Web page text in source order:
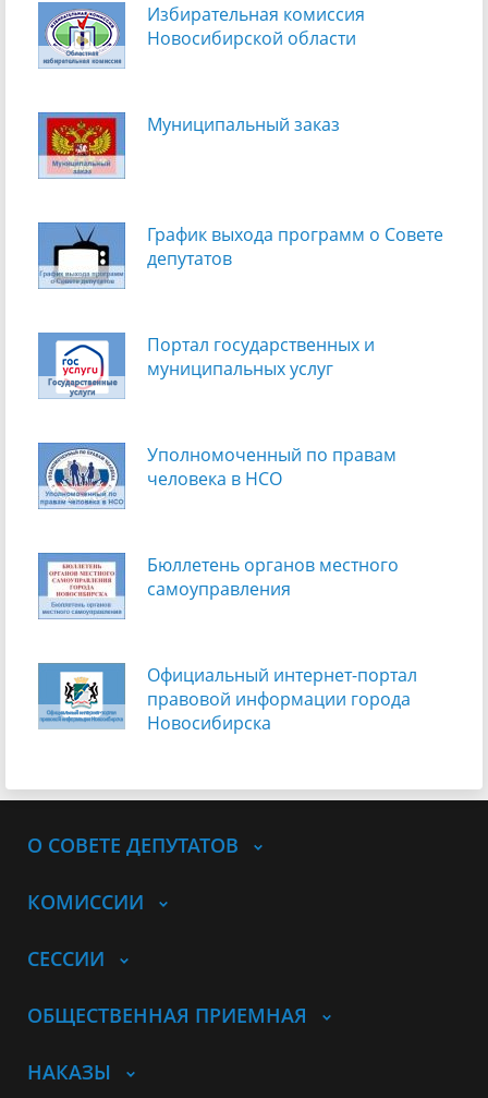
Избирательная комиссия
Новосибирской области
Муниципальный заказ
График выхода программ о Cовете
депутатов
Портал государственных и
муниципальных услуг
Уполномоченный по правам
человека в НСО
Бюллетень органов местного
самоуправления
Официальный интернет-портал
правовой информации города
Новосибирска
О СОВЕТЕ ДЕПУТАТОВ
КОМИССИИ
СЕССИИ
ОБЩЕСТВЕННАЯ ПРИЕМНАЯ
НАКАЗЫ